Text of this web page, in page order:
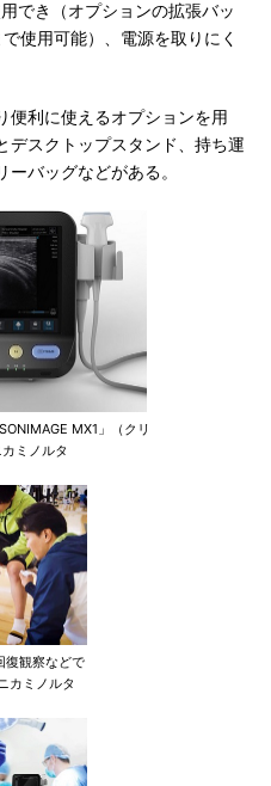
でき（オプションの拡張バッ
使用可能）、電源を取りにく
利に使えるオプションを用
デスクトップスタンド、持ち運
バッグなどがある。
MX1」（クリ
ミノルタ
復観察などで
カミノルタ